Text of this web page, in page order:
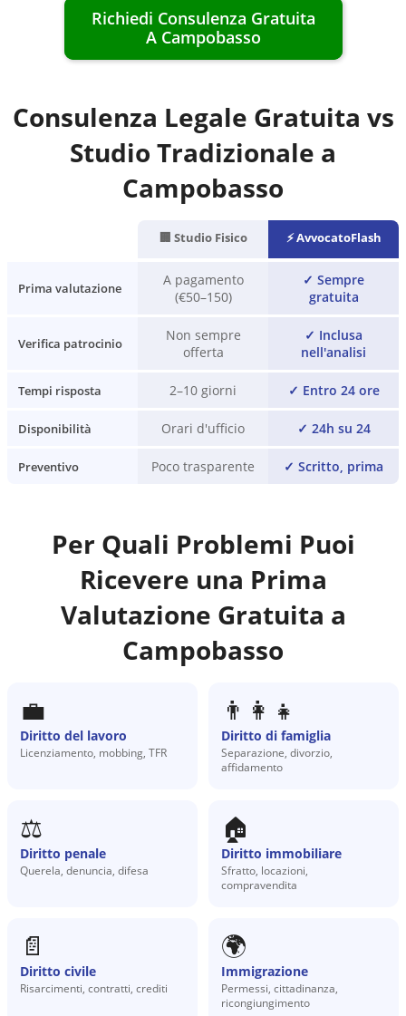
Richiedi Consulenza Gratuita
A Campobasso
Consulenza Legale Gratuita vs
Studio Tradizionale a
Campobasso
🏢 Studio Fisico ⚡ AvvocatoFlash
Prima valutazione
A pagamento
(€50–150)
✓ Sempre
gratuita
Verifica patrocinio
Non sempre
offerta
✓ Inclusa
nell'analisi
Tempi risposta 2–10 giorni ✓ Entro 24 ore
Disponibilità Orari d'ufficio ✓ 24h su 24
Preventivo Poco trasparente ✓ Scritto, prima
Per Quali Problemi Puoi
Ricevere una Prima
Valutazione Gratuita a
Campobasso
💼
Diritto del lavoro
Licenziamento, mobbing, TFR
👨‍👩‍👧
Diritto di famiglia
Separazione, divorzio,
affidamento
⚖️
Diritto penale
Querela, denuncia, difesa
🏠
Diritto immobiliare
Sfratto, locazioni,
compravendita
📄
Diritto civile
Risarcimenti, contratti, crediti
🌍
Immigrazione
Permessi, cittadinanza,
ricongiungimento